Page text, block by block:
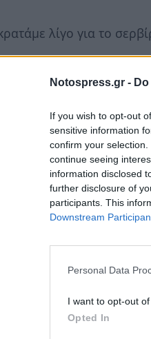
Notospress.gr -
If you wish to opt-out
sensitive information
confirm your
continue seeing
information disclosed
further disclosure of
participants. This
Downstream
Personal Data
I want to opt-out
Opted In
λίγο για το